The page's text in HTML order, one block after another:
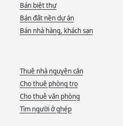
Bán biệt thự
Bán đất nền dự án
Bán nhà hàng, khách sạn
Thuê nhà nguyên căn
Cho thuê phòng trọ
Cho thuê văn phòng
Tìm người ở ghép